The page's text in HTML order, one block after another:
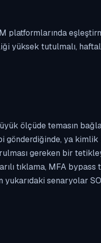
yüksek tutulmalı,
ölçüde temasın
ya kimlik
gereken bir
tıklama, MFA
senaryolar